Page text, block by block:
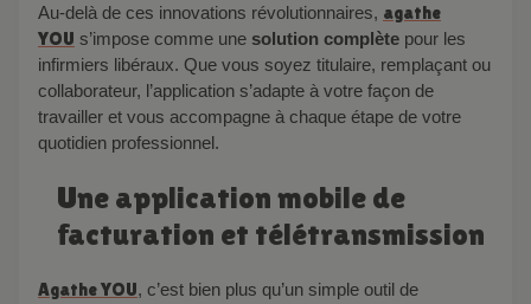
Au-delà de ces innovations révolutionnaires, agathe
YOU s’impose comme une solution complète pour les
infirmiers libéraux. Que vous soyez titulaire, remplaçant ou
collaborateur, l’application s’adapte à votre façon de
travailler et vous accompagne à chaque étape de votre
quotidien professionnel.
Une application mobile de
facturation et télétransmission
Agathe YOU, c’est bien plus qu’un simple outil de